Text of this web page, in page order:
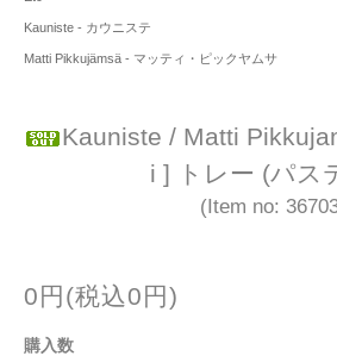
Kauniste - カウニステ
Matti Pikkujämsä - マッティ・ピックヤムサ
Kauniste / Matti
i ] トレー (パス
(Item no:
0円(税込0円)
購入数